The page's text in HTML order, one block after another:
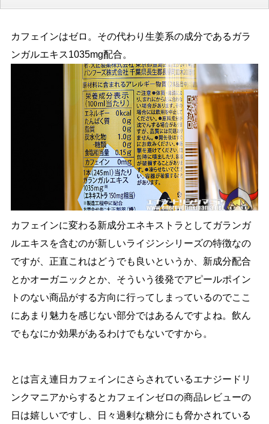
カフェインはゼロ。その代わり生姜系の成分であるガラ
ンガルエキス1035mg配合。
カフェインに変わる新成分エネキストラとしてガランガ
ルエキスを含むのが新しいライジンシリーズの特徴なの
ですが、正直これはどうでも良いというか、新成分配合
とかオーガニックとか、そういう後発でアピールポイン
トのない商品がする方向に行ってしまっているのでここ
にあまり魅力を感じない部分ではあるんですよね。飲ん
でもなにか効果があるわけでもないですから。
とは言え連日カフェインにさらされているエナジードリ
ンクマニアからするとカフェインゼロの商品レビューの
日は嬉しいですし、日々過剰な糖分にも脅かされている